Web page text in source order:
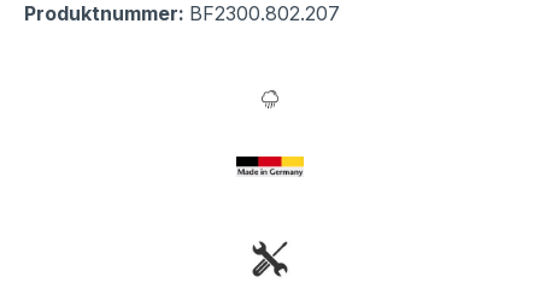
Produktnummer: BF2300.802.207